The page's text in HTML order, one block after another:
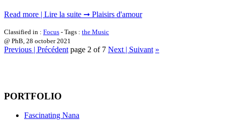
Read more | Lire la suite ➞ Plaisirs d'amour
Classified in : Focus - Tags : the Music
@ PhB, 28 october 2021
Previous | Précédent page 2 of 7 Next | Suivant »
PORTFOLIO
Fascinating Nana